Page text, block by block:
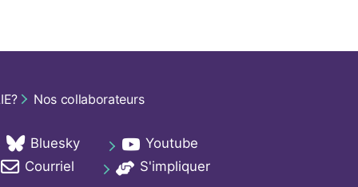
Nos collaborateurs
Bluesky
opens in a new tab Youtube
opens in a new tab
Courriel
opens in a new tab S'impliquer
opens in a new tab